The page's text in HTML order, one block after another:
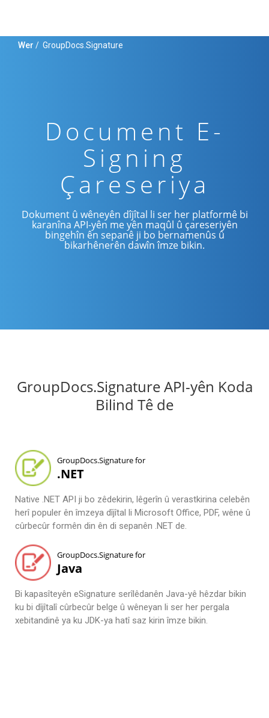
Wer / GroupDocs.Signature
Document E-
Signing
Çareseriya
Dokument û wêneyên dîjîtal li ser her platformê bi
karanîna API-yên me yên maqûl û çareseriyên
bingehîn ên sepanê ji bo bernamenûs û
bikarhênerên dawîn îmze bikin.
GroupDocs.Signature API-yên Koda
Bilind Tê de
GroupDocs.Signature for
.NET
Native .NET API ji bo zêdekirin, lêgerîn û verastkirina celebên
herî populer ên îmzeya dîjîtal li Microsoft Office, PDF, wêne û
cûrbecûr formên din ên di sepanên .NET de.
GroupDocs.Signature for
Java
Bi kapasîteyên eSignature serîlêdanên Java-yê hêzdar bikin
ku bi dîjîtalî cûrbecûr belge û wêneyan li ser her pergala
xebitandinê ya ku JDK-ya hatî saz kirin îmze bikin.